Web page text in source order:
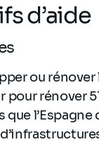
d’aide
ou
rénover